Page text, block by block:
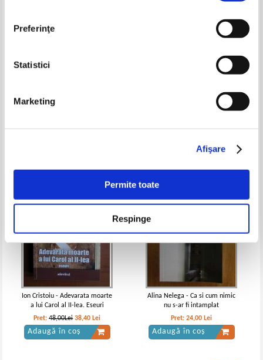
Preferinţe
Statistici
Marketing
Afişare
Permite toate
Respinge
Marina Stepnova - Femeile lui
Oreste Teodorescu - Codul lui
-20%
Ion Cristoiu - Adevarata moarte
a lui Carol al II-lea. Eseuri
Pret:48,00Lei 38,40 Lei
Adaugă în coș
Alina Nelega - Ca si cum nimic
nu s-ar fi intamplat
Pret:24,00 Lei
Adaugă în coș